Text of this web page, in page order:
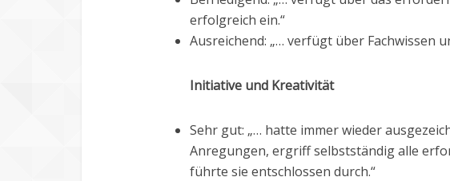
erfolgreich ein.“
Ausreichend: „… verfügt über Fachwissen
Initiative und Kreativität
Sehr gut: „… hatte immer wieder
Anregungen, ergriff selbstständig alle
führte sie entschlossen durch.“